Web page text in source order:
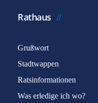
Rathaus
Grußwort
Stadtwappen
Ratsinformationen
Was erledige ich wo?